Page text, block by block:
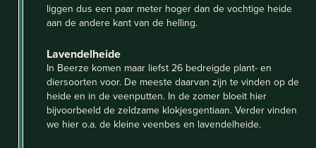
liggen dus een paar meter hoger dan de vochtige heide
aan de andere kant van de helling.
Lavendelheide
In Beerze komen maar liefst 26 bedreigde plant- en
diersoorten voor. De meeste daarvan zijn te vinden op de
heide en in de veenputten. In de zomer bloeit hier
bijvoorbeeld de zeldzame klokjesgentiaan. Verder vinden
we hier o.a. de kleine veenbes en lavendelheide.